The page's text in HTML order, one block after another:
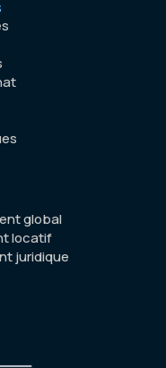
global
locatif
juridique